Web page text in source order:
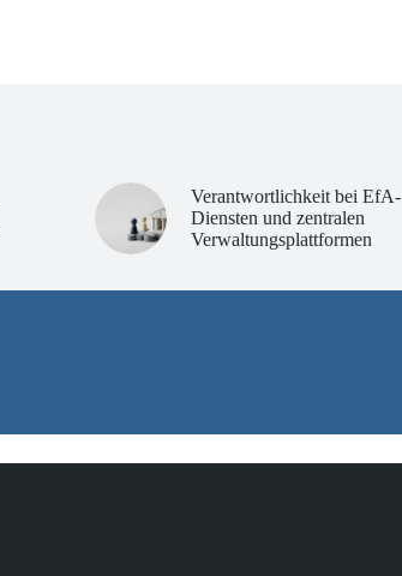
Verantwortlichkeit bei EfA-
Diensten und zentralen
Verwaltungsplattformen